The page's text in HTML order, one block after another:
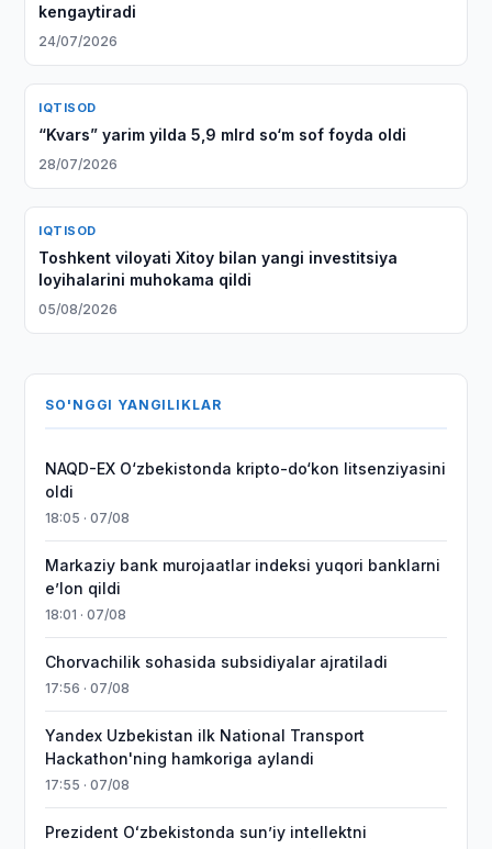
kengaytiradi
24/07/2026
IQTISOD
“Kvars” yarim yilda 5,9 mlrd so‘m sof foyda oldi
28/07/2026
IQTISOD
Toshkent viloyati Xitoy bilan yangi investitsiya
loyihalarini muhokama qildi
05/08/2026
SO'NGGI YANGILIKLAR
NAQD-EX O‘zbekistonda kripto-do‘kon litsenziyasini
oldi
18:05 · 07/08
Markaziy bank murojaatlar indeksi yuqori banklarni
eʼlon qildi
18:01 · 07/08
Chorvachilik sohasida subsidiyalar ajratiladi
17:56 · 07/08
Yandex Uzbekistan ilk National Transport
Hackathon'ning hamkoriga aylandi
17:55 · 07/08
Prezident Oʻzbekistonda sunʼiy intellektni